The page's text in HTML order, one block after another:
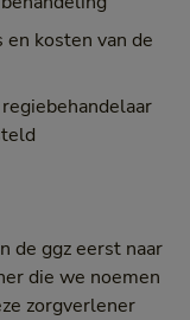
kosten van de
de ggz eerst naar
die we noemen
zorgverlener